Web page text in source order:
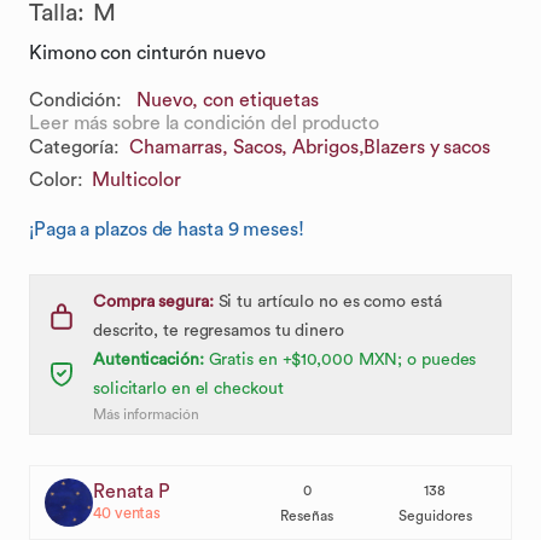
Talla: M
Kimono con cinturón nuevo
Condición:
Nuevo, con etiquetas
Leer más sobre la condición del producto
Categoría: Chamarras, Sacos, Abrigos,Blazers y sacos
Color: Multicolor
¡Paga a plazos de hasta 9 meses!
Compra segura:Si tu artículo no es como está
descrito, te regresamos tu dinero
Autenticación:Gratis en +$10,000 MXN; o puedes
solicitarlo en el checkout
Más información
Renata P
40ventas
0
Reseñas
138
Seguidores